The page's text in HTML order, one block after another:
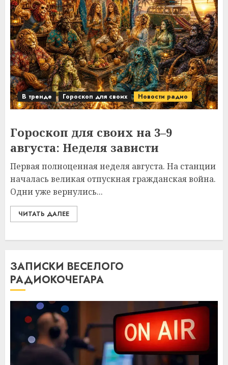
В тренде Гороскоп для своих Новости радио
Гороскоп для своих на 3–9
августа: Неделя зависти
Первая полноценная неделя августа. На станции
началась великая отпускная гражданская война.
Одни уже вернулись...
ЧИТАТЬ ДАЛЕЕ
ЗАПИСКИ ВЕСЕЛОГО
РАДИОКОЧЕГАРА